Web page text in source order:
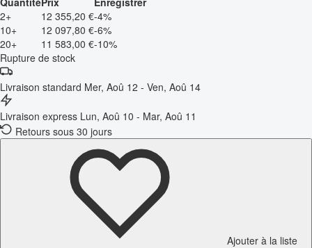
2+
12 355,20 €-4%
10+
12 097,80 €-6%
20+
11 583,00 €-10%
Rupture de stock
Livraison standard Mer, Aoû 12 - Ven, Aoû 14
Livraison express Lun, Aoû 10 - Mar, Aoû 11
Retours sous 30 jours
Ajouter à la liste